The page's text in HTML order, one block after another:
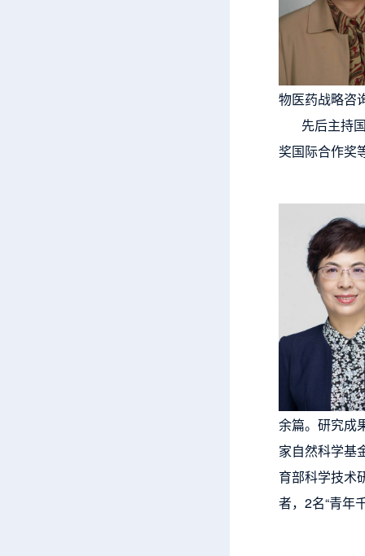
物医药战略
先后主持国
奖国际合作奖
余篇。研究成
家自然科学基
育部科学技术
者，2名“青年